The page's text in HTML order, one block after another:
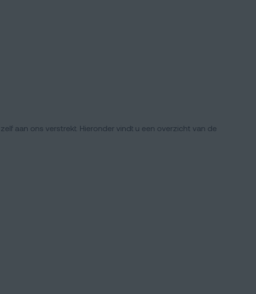
aan ons verstrekt. Hieronder vindt u een overzicht van de